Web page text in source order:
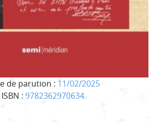
de parution : 11/02/2025
ISBN : 9782362970634